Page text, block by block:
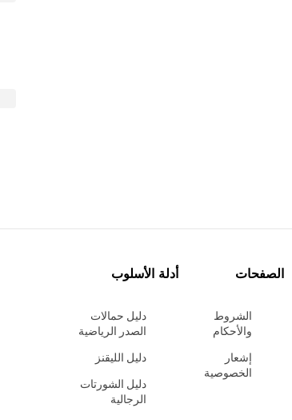
الصفحات
الشروط
والأحكام
إشعار
الخصوصية
أدلة الأسلوب
دليل حمالات
الصدر الرياضية
دليل الليقنز
دليل الشورتات
الرجالية